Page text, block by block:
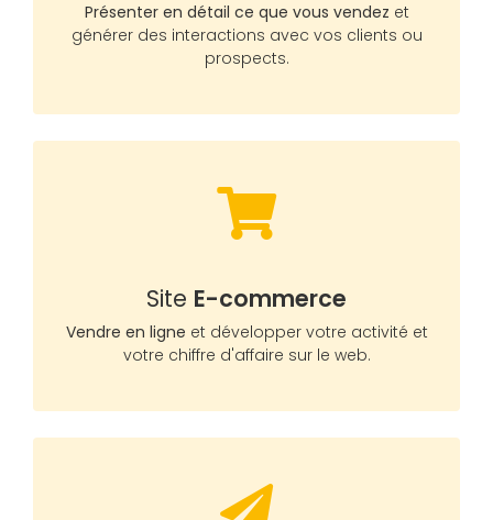
Présenter en détail ce que vous vendez et
générer des interactions avec vos clients ou
prospects.
Site E-commerce
Vendre en ligne et développer votre activité et
votre chiffre d'affaire sur le web.